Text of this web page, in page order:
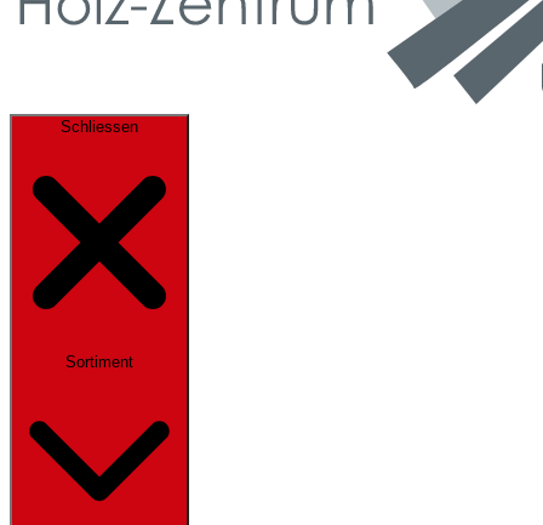
Schliessen
Sortiment